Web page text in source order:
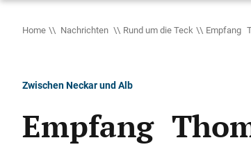
Home Nachrichten Rund um die Teck Empfang
Zwischen Neckar und Alb
Empfang